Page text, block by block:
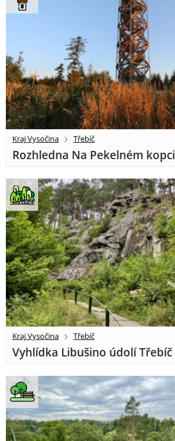
Kraj Vysočina Třebíč
Rozhledna Na Pekelném kopci
Kraj Vysočina Třebíč
Vyhlídka Libušino údolí Třebíč